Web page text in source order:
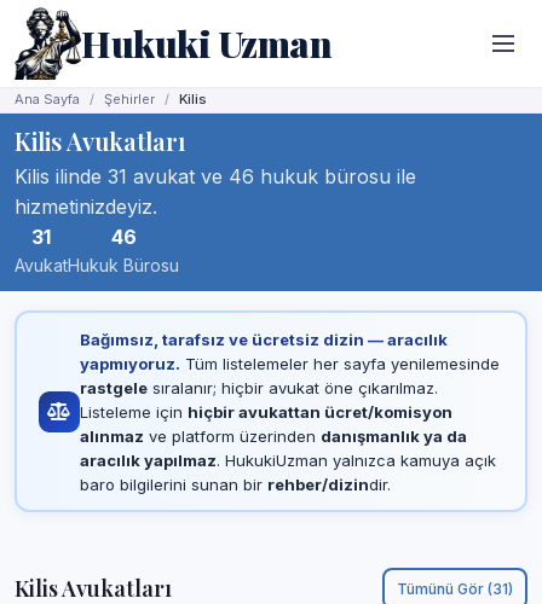
Hukuki Uzman
Ana Sayfa Şehirler Kilis
Kilis Avukatları
Kilis ilinde 31 avukat ve 46 hukuk bürosu ile
hizmetinizdeyiz.
31
Avukat
46
Hukuk Bürosu
Bağımsız, tarafsız ve ücretsiz dizin — aracılık
yapmıyoruz. Tüm listelemeler her sayfa yenilemesinde
rastgelesıralanır; hiçbir avukat öne çıkarılmaz.
Listeleme için hiçbir avukattan ücret/komisyon
alınmaz ve platform üzerinden danışmanlık ya da
aracılık yapılmaz. HukukiUzman yalnızca kamuya açık
baro bilgilerini sunan bir rehber/dizindir.
Kilis Avukatları Tümünü Gör (31)